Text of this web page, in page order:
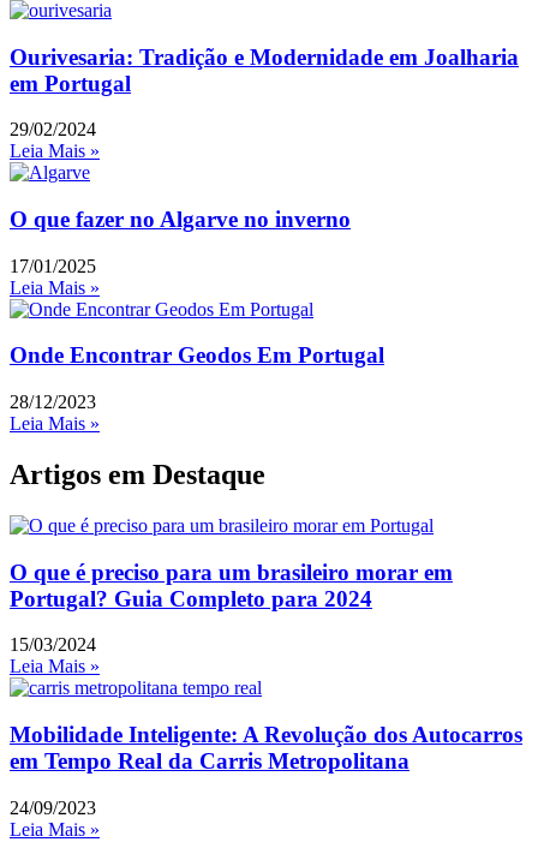
Ourivesaria: Tradição e Modernidade em Joalharia
em Portugal
29/02/2024
Leia Mais »
O que fazer no Algarve no inverno
17/01/2025
Leia Mais »
Onde Encontrar Geodos Em Portugal
28/12/2023
Leia Mais »
Artigos em Destaque
O que é preciso para um brasileiro morar em
Portugal? Guia Completo para 2024
15/03/2024
Leia Mais »
Mobilidade Inteligente: A Revolução dos Autocarros
em Tempo Real da Carris Metropolitana
24/09/2023
Leia Mais »